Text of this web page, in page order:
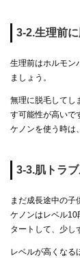
3-2.生理前
生理前はホルモン
ましょう。
無理に脱毛してし
す可能性が高いで
ケノンを使う時は
3-3.肌トラ
まだ成長途中の子
ケノンはレベル10
タートして、少し
レベルが高くなる